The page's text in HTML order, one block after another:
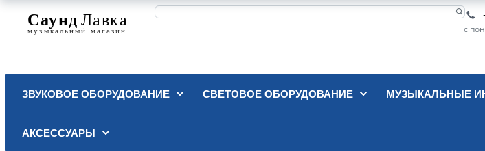
с
ЗВУКОВОЕ ОБОРУДОВАНИЕ СВЕТОВОЕ ОБОРУДОВАНИЕ МУЗЫКАЛЬНЫЕ
АКСЕССУАРЫ